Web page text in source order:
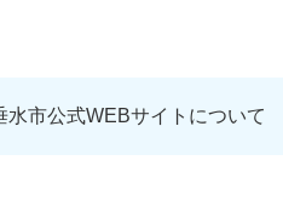
水市公式WEBサイトについて